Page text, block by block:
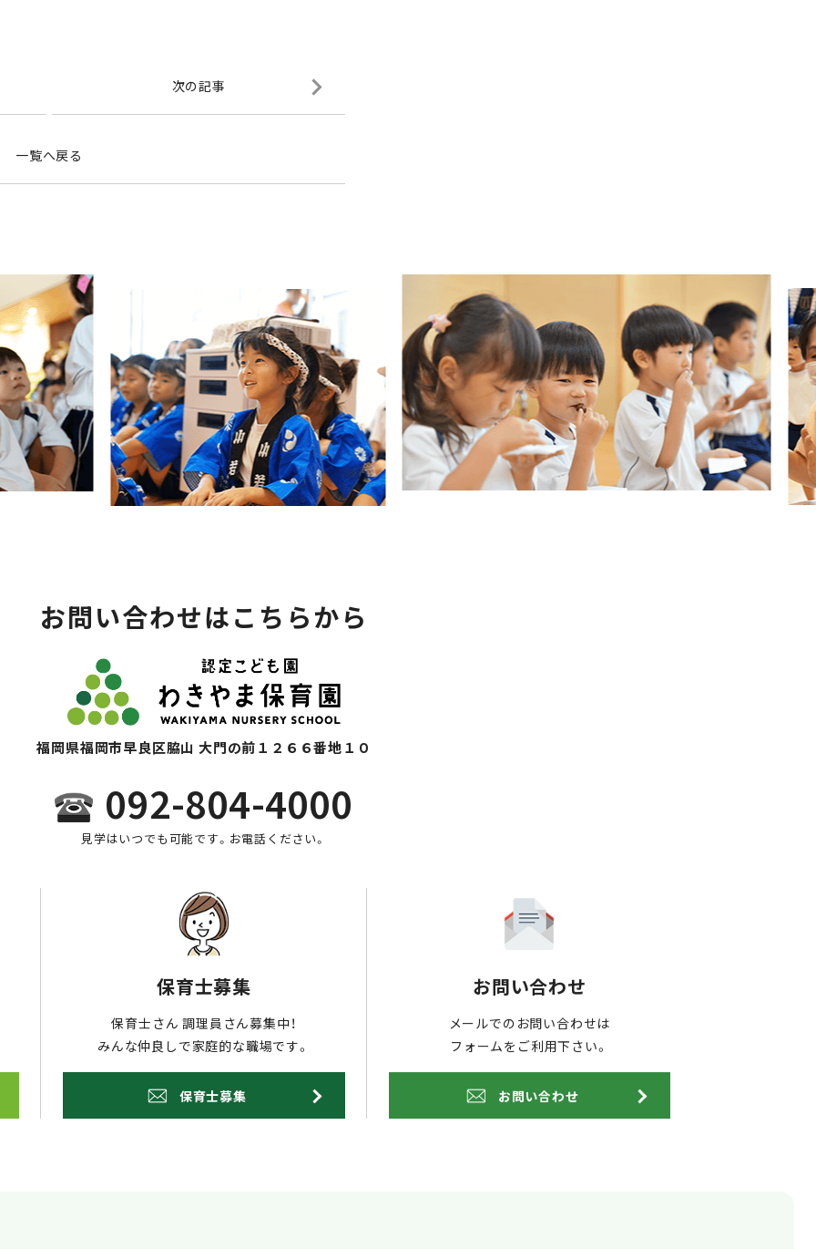
次の記事
一覧へ戻る
お問い合わせはこちらから
福岡県福岡市早良区脇山 大門の前１２６６番地１０
092-804-4000
見学はいつでも可能です。お電話ください。
保育士募集
保育士さん 調理員さん募集中！
みんな仲良しで家庭的な職場です。
保育士募集
お問い合わせ
メールでのお問い合わせは
フォームをご利用下さい。
お問い合わせ